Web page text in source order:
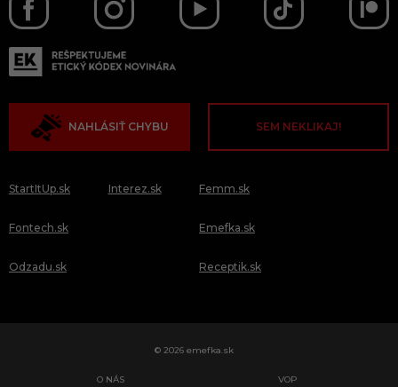
NAHLÁSIŤ CHYBU SEM NEKLIKAJ!
StartItUp.sk
Fontech.sk
Odzadu.sk
Interez.sk Femm.sk
Emefka.sk
Receptik.sk
© 2026 emefka.sk
O NÁS VOP